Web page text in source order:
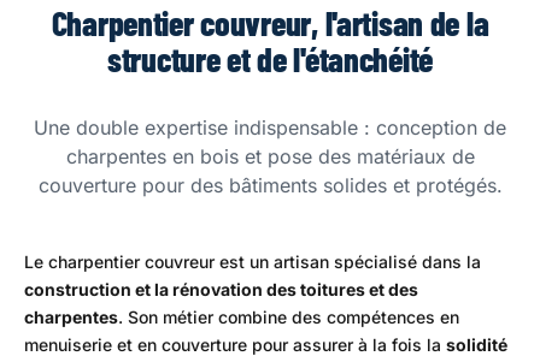
Charpentier couvreur, l'artisan de la
structure et de l'étanchéité
Une double expertise indispensable : conception de
charpentes en bois et pose des matériaux de
couverture pour des bâtiments solides et protégés.
Le charpentier couvreur est un artisan spécialisé dans la
construction et la rénovation des toitures et des
charpentes. Son métier combine des compétences en
menuiserie et en couverture pour assurer à la fois la solidité